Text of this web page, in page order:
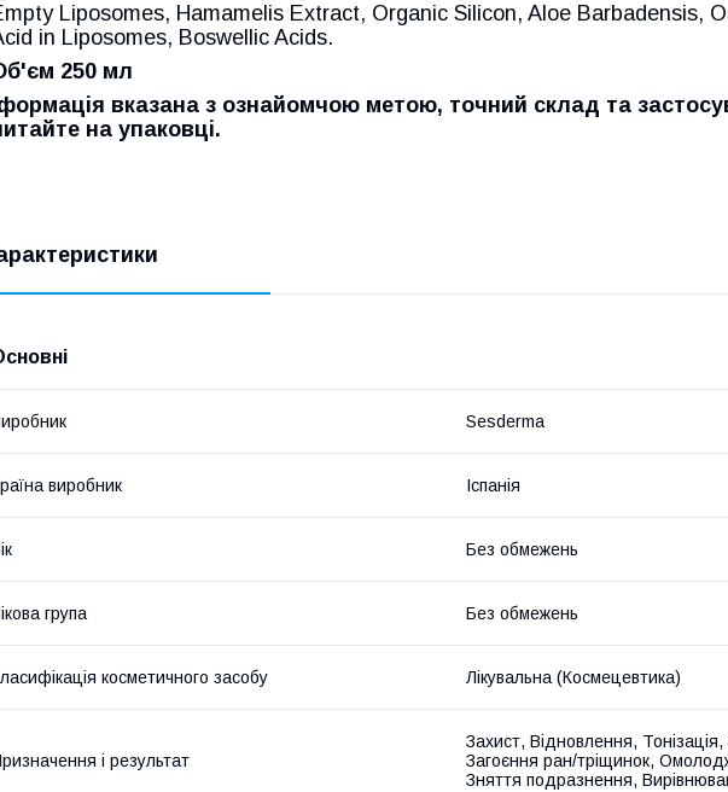
Liposomes, Hamamelis Extract, Organic Silicon, Aloe Barbadensis,
in Liposomes, Boswellic Acids.
250 мл
вказана з ознайомчою метою, точний склад та
на упаковці.
Sesderma
виробник Іспанія
Без обмежень
група Без обмежень
косметичного засобу Лікувальна (Космецевтика)
і результат
Захист, Відновлення,
Загоєння ран/тріщинок,
Зняття подразнення,